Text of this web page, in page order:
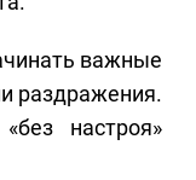
важные
раздражения.
настроя»